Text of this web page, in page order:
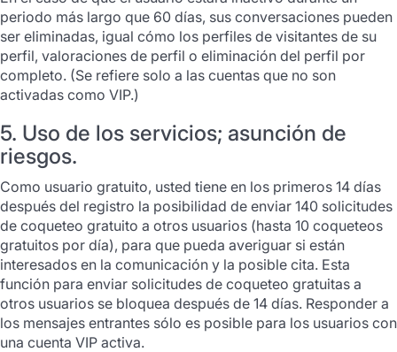
periodo más largo que 60 días, sus conversaciones pueden
ser eliminadas, igual cómo los perfiles de visitantes de su
perfil, valoraciones de perfil o eliminación del perfil por
completo. (Se refiere solo a las cuentas que no son
activadas como VIP.)
5. Uso de los servicios; asunción de
riesgos.
Como usuario gratuito, usted tiene en los primeros 14 días
después del registro la posibilidad de enviar 140 solicitudes
de coqueteo gratuito a otros usuarios (hasta 10 coqueteos
gratuitos por día), para que pueda averiguar si están
interesados en la comunicación y la posible cita. Esta
función para enviar solicitudes de coqueteo gratuitas a
otros usuarios se bloquea después de 14 días. Responder a
los mensajes entrantes sólo es posible para los usuarios con
una cuenta VIP activa.